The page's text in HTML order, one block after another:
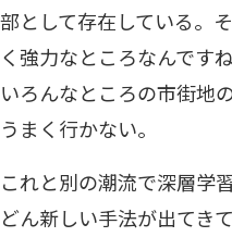
部として存在している。
く強力なところなんです
いろんなところの市街地
うまく行かない。
これと別の潮流で深層学
どん新しい手法が出てき